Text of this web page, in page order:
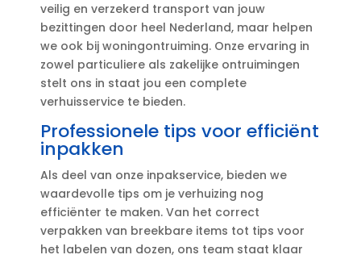
veilig en verzekerd transport van jouw
bezittingen door heel Nederland, maar helpen
we ook bij woningontruiming.​ Onze ervaring in
zowel particuliere als zakelijke ontruimingen
stelt ons in staat jou een complete
verhuisservice te bieden.​
Professionele tips voor efficiënt
inpakken
Als deel van onze inpakservice, bieden we
waardevolle tips om je verhuizing nog
efficiënter te maken.​ Van het correct
verpakken van breekbare items tot tips voor
het labelen van dozen, ons team staat klaar